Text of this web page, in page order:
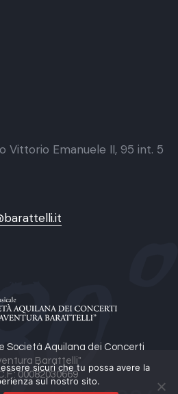
Società Aquilana dei Concerti
Barattelli"
00082030669
Vittorio Emanuele II, 95 int. 5
sicuri che tu possa avere la
sul nostro sito.